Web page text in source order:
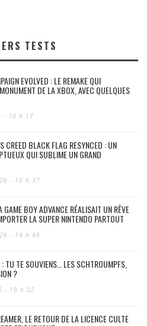
TESTS
EVOLVED : LE REMAKE QUI
DE LA XBOX, AVEC QUELQUES
- 10 h 17
CREED BLACK FLAG RESYNCED : UN
QUI SUBLIME UN GRAND
- 10 h 37
BOY ADVANCE RÉALISAIT UN RÊVE
LA SUPER NINTENDO PARTOUT
- 14 h 48
TU TE SOUVIENS… LES SCHTROUMPFS,
?
- 19 h 02
LE RETOUR DE LA LICENCE CULTE